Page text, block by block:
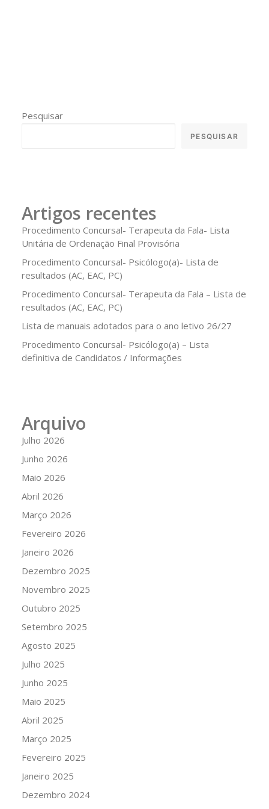
Pesquisar
PESQUISAR
Artigos recentes
Procedimento Concursal- Terapeuta da Fala- Lista
Unitária de Ordenação Final Provisória
Procedimento Concursal- Psicólogo(a)- Lista de
resultados (AC, EAC, PC)
Procedimento Concursal- Terapeuta da Fala – Lista de
resultados (AC, EAC, PC)
Lista de manuais adotados para o ano letivo 26/27
Procedimento Concursal- Psicólogo(a) – Lista
definitiva de Candidatos / Informações
Arquivo
Julho 2026
Junho 2026
Maio 2026
Abril 2026
Março 2026
Fevereiro 2026
Janeiro 2026
Dezembro 2025
Novembro 2025
Outubro 2025
Setembro 2025
Agosto 2025
Julho 2025
Junho 2025
Maio 2025
Abril 2025
Março 2025
Fevereiro 2025
Janeiro 2025
Dezembro 2024